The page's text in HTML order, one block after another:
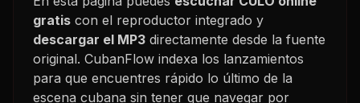
gratis con el reproductor integrado y
descargar el MP3 directamente desde la fuente
original. CubanFlow indexa los lanzamientos
para que encuentres rápido lo último de la
escena cubana sin tener que navegar por